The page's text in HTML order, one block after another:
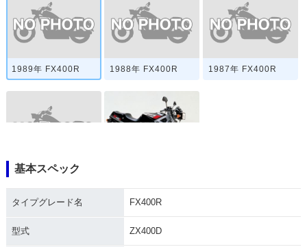
1989年 FX400R 1988年 FX400R 1987年 FX400R
1986年 FX400R
基本スペック
タイプグレード名 FX400R
型式 ZX400D